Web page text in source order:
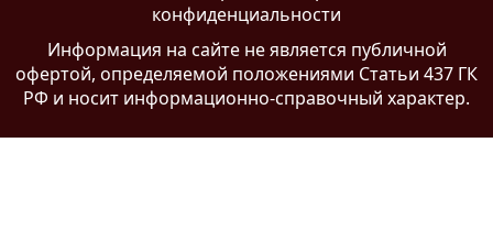
конфиденциальности
Информация на сайте не является публичной
офертой, определяемой положениями Статьи 437 ГК
РФ и носит информационно-справочный характер.